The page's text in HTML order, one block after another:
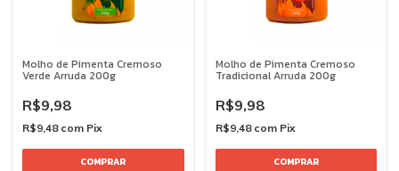
Molho de Pimenta Cremoso
Verde Arruda 200g
R$9,98
R$9,48 com Pix
Molho de Pimenta Cremoso
Tradicional Arruda 200g
R$9,98
R$9,48 com Pix